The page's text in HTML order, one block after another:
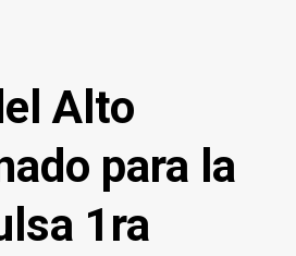
Alto
para la
1ra